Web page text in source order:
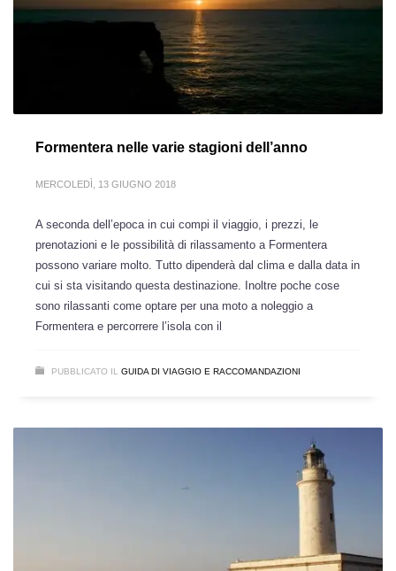
Formentera nelle varie stagioni dell’anno
MERCOLEDÌ, 13 GIUGNO 2018
A seconda dell’epoca in cui compi il viaggio, i prezzi, le
prenotazioni e le possibilità di rilassamento a Formentera
possono variare molto. Tutto dipenderà dal clima e dalla data in
cui si sta visitando questa destinazione. Inoltre poche cose
sono rilassanti come optare per una moto a noleggio a
Formentera e percorrere l’isola con il
PUBBLICATO IL GUIDA DI VIAGGIO E RACCOMANDAZIONI